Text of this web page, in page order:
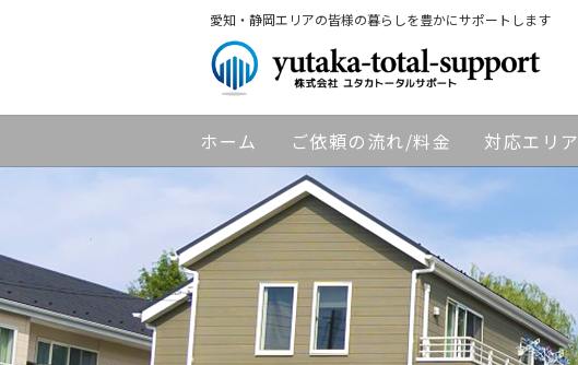
愛知・静岡エリアの皆様の暮らしを豊かにサポートします
ホーム ご依頼の流れ/料金 対応エリア